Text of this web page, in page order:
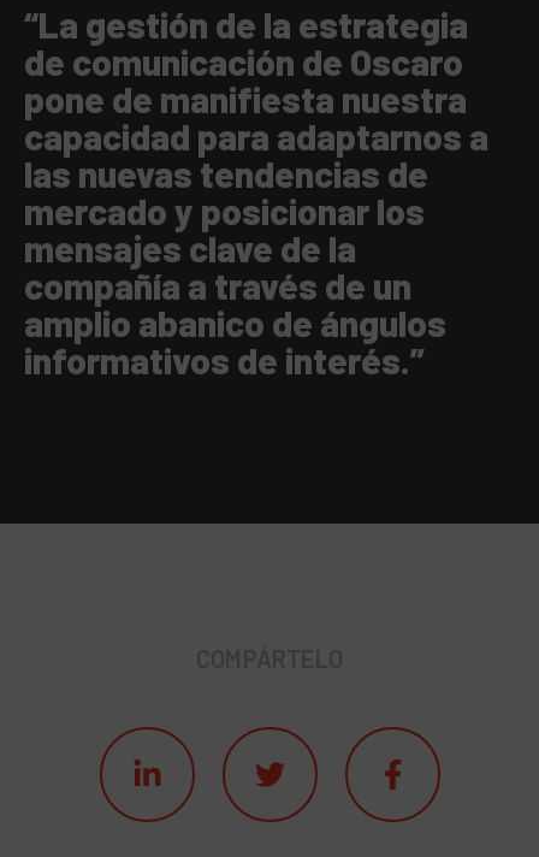
“La gestión de la estrategia
de comunicación de Oscaro
pone de manifiesta nuestra
capacidad para adaptarnos a
las nuevas tendencias de
mercado y posicionar los
mensajes clave de la
compañía a través de un
amplio abanico de ángulos
informativos de interés.”